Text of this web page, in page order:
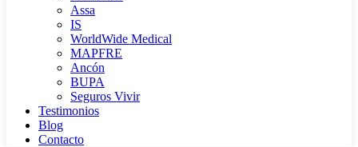
Assa
IS
WorldWide Medical
MAPFRE
Ancón
BUPA
Seguros Vivir
Testimonios
Blog
Contacto